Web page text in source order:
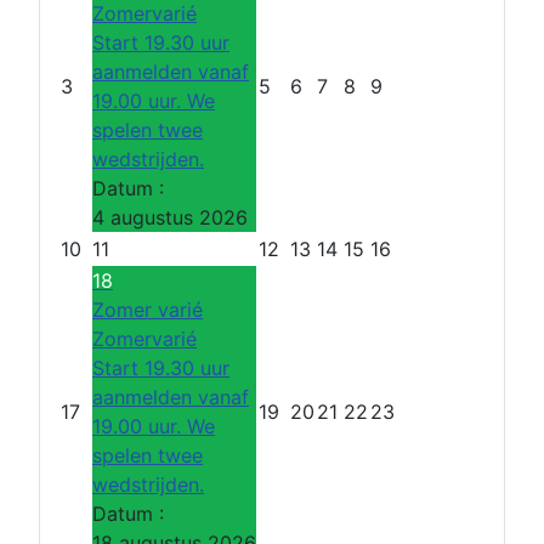
3
Zomervarié
Start 19.30 uur
aanmelden vanaf
19.00 uur. We
spelen twee
wedstrijden.
Datum :
4 augustus 2026
5 6 7 8 9
10 11 12 13 14 15 16
17
18
Zomer varié
Zomervarié
Start 19.30 uur
aanmelden vanaf
19.00 uur. We
spelen twee
wedstrijden.
Datum :
19 20 21 22 23